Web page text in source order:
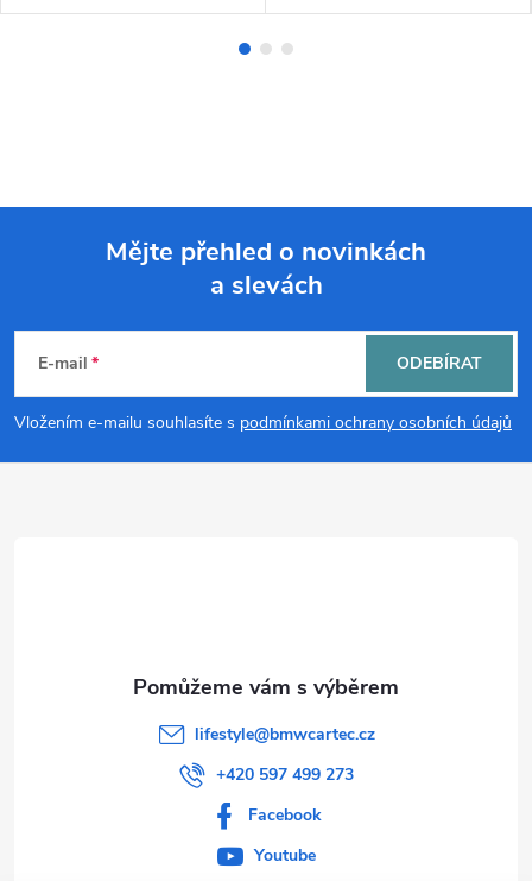
p
a
Mějte přehled o novinkách
a slevách
E-mail
Vložením e-mailu souhlasíte s podmínkami ochrany osobních údajů
ODEBÍRAT
lifestyle@bmwcartec.cz
+420 597 499 273
Facebook
Youtube